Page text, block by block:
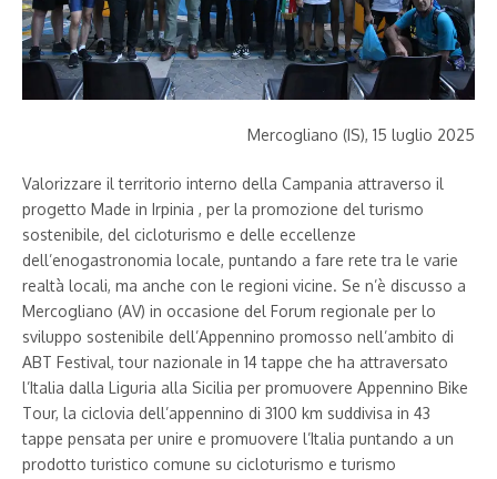
Mercogliano (IS), 15 luglio 2025
Valorizzare il territorio interno della Campania attraverso il
progetto Made in Irpinia , per la promozione del turismo
sostenibile, del cicloturismo e delle eccellenze
dell’enogastronomia locale, puntando a fare rete tra le varie
realtà locali, ma anche con le regioni vicine. Se n’è discusso a
Mercogliano (AV) in occasione del Forum regionale per lo
sviluppo sostenibile dell’Appennino promosso nell’ambito di
ABT Festival, tour nazionale in 14 tappe che ha attraversato
l’Italia dalla Liguria alla Sicilia per promuovere Appennino Bike
Tour, la ciclovia dell’appennino di 3100 km suddivisa in 43
tappe pensata per unire e promuovere l’Italia puntando a un
prodotto turistico comune su cicloturismo e turismo